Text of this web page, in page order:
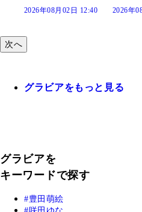
08月02日 12:40 2026年08月02日 12:35
次へ
グラビアをもっと見る
グラビアを
キーワードで探す
豊田萌絵